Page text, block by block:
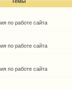
по работе сайта
по работе сайта
по работе сайта